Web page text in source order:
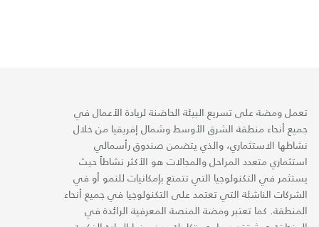
تعمل ومضة على تسريع البيئة الحاضنة لريادة الأعمال في
جميع أنحاء منطقة الشرق الأوسط وشمال إفريقيا من خلال
نشاطها الاستثماري، والذي يتضمن صندوق رأسمالي
استثماري متعدد المراحل والمجالات هو الأكثر نشاطاً حيث
يستثمر في التكنولوجيا التي تتمتع بإمكانيات للنمو أو في
الشركات الناشئة التي تعتمد على التكنولوجيا في جميع أنحاء
المنطقة. كما تعتبر ومضة المنصة المعرفية الرائدة في